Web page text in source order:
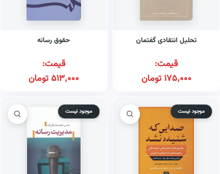
تحلیل انتقادی گفتمان
قیمت:
175,000تومان
حقوق رسانه
قیمت:
513,000 تومان
موجود نیست موجود نیست